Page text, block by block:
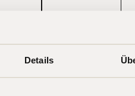
Details
keine
"Diese Tech-
performt"